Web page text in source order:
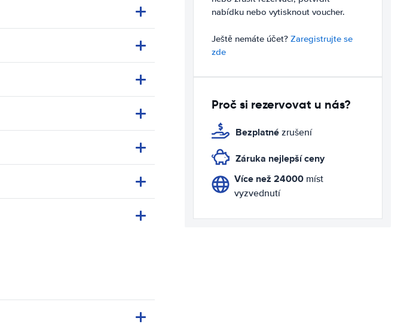
nabídku nebo vytisknout voucher.
Ještě nemáte účet? Zaregistrujte se
zde
Proč si rezervovat u nás?
Bezplatné zrušení
Záruka nejlepší ceny
Více než 24000míst
vyzvednutí